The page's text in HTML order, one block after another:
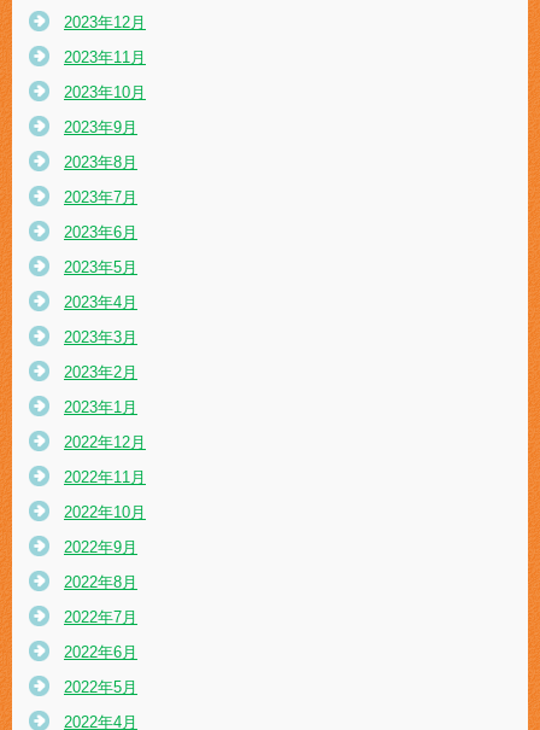
2023年12月
2023年11月
2023年10月
2023年9月
2023年8月
2023年7月
2023年6月
2023年5月
2023年4月
2023年3月
2023年2月
2023年1月
2022年12月
2022年11月
2022年10月
2022年9月
2022年8月
2022年7月
2022年6月
2022年5月
2022年4月